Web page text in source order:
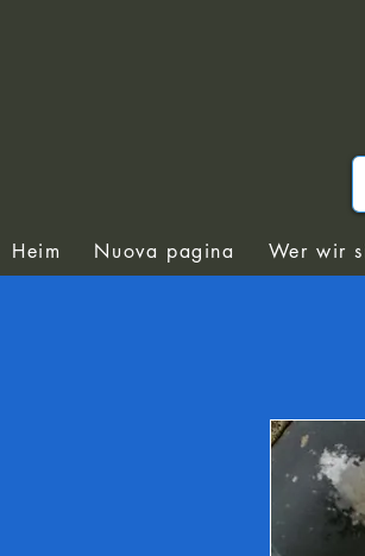
Heim Nuova pagina Wer wir